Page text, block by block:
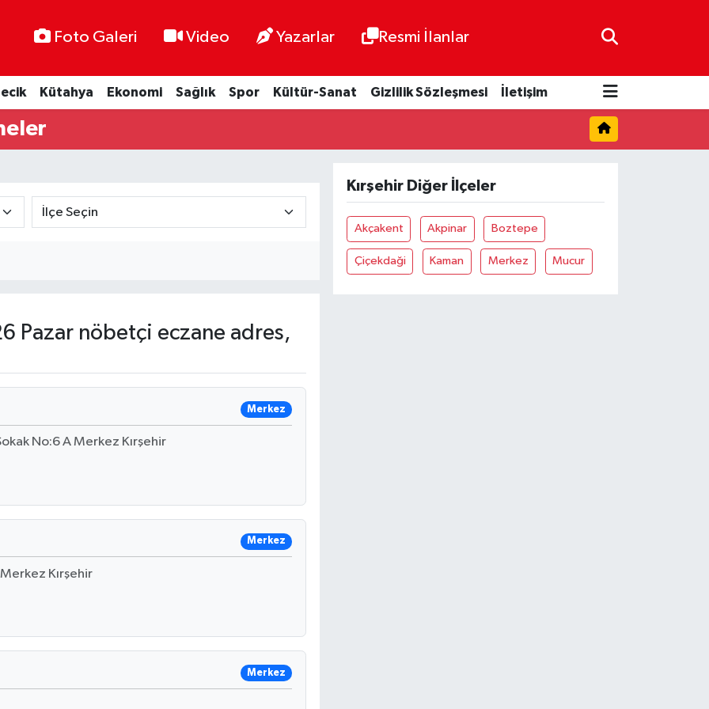
Foto Galeri Video Yazarlar Resmi İlanlar
Kütahya Ekonomi Sağlık Spor Kültür-Sanat Gizlilik Sözleşmesi İletişim
Pazar nöbetçi eczane adres,
Merkez
No:6 A Merkez Kırşehir
Merkez
Kırşehir
Merkez
Kırşehir Diğer İlçeler
Akçakent Akpinar Boztepe
Çiçekdaği Kaman Merkez Mucur